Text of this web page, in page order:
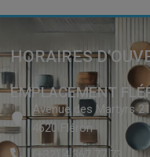
HORAIRES
EMPLACEMENT
Avenue des Martyrs
4620 Fléron